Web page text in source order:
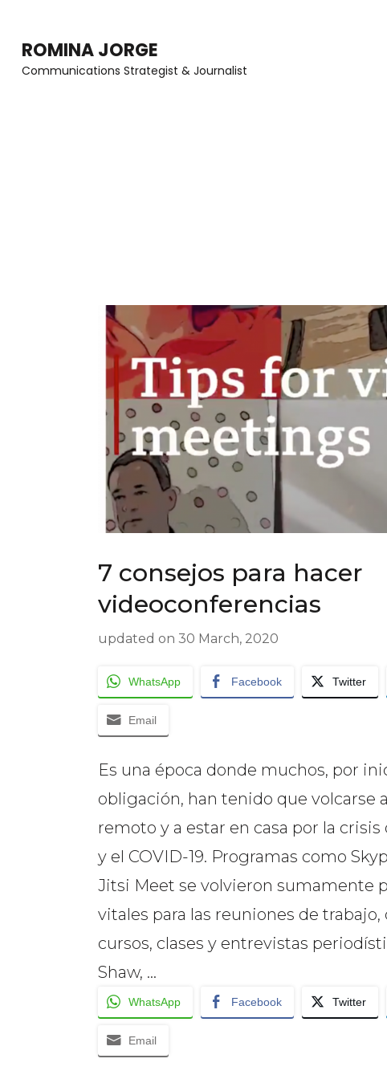
content
ROMINA JORGE
Communications Strategist & Journalist
7 consejos para hacer
videoconferencias
updated on 30 March, 2020
WhatsApp Facebook Twitter
Email
Es una época donde muchos, por
obligación, han tenido que volcarse
remoto y a estar en casa por la
y el COVID-19. Programas como
Jitsi Meet se volvieron sumamente
vitales para las reuniones de trabajo,
cursos, clases y entrevistas
Shaw, …
WhatsApp Facebook Twitter
Email